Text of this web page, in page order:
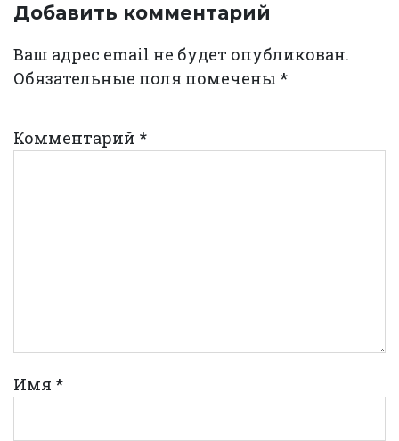
Добавить комментарий
Ваш адрес email не будет опубликован.
Обязательные поля помечены *
Комментарий *
Имя *